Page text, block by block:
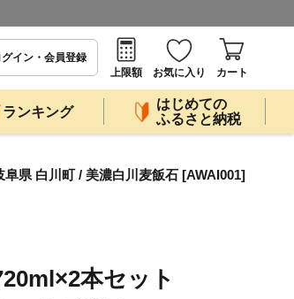
グイン・会員登録
上限額
お気に入り カート
ランキング
はじめての
ふるさと納税
県 白川町 / 美濃白川麦飯石 [AWAI001]
本セット